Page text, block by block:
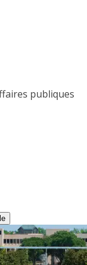
publiques